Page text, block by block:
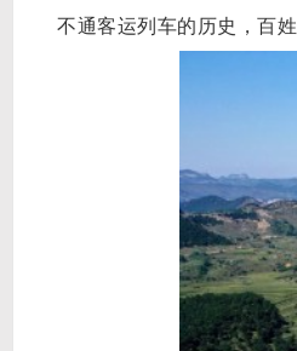
不通客运列车的历史，百